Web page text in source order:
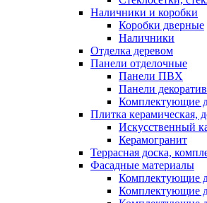
Наличники и коробки
Коробки дверные
Наличники
Отделка деревом
Панели отделочные
Панели ПВХ
Панели
Комплектующие
Плитка керамическая,
Искусственный
Керамогранит
Террасная доска,
Фасадные материалы
Комплектующие
Комплектующие